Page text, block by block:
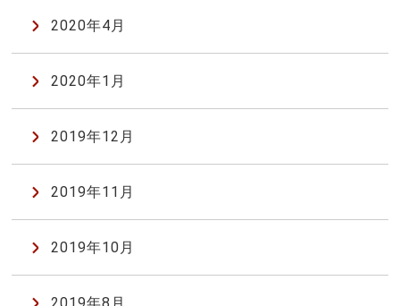
2020年4月
2020年1月
2019年12月
2019年11月
2019年10月